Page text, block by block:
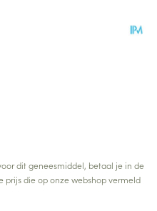
dit geneesmiddel, betaal je in de
prijs die op onze webshop vermeld